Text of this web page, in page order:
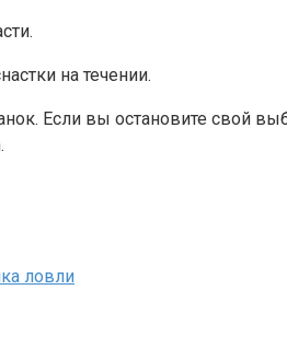
на течении.
Если вы остановите свой